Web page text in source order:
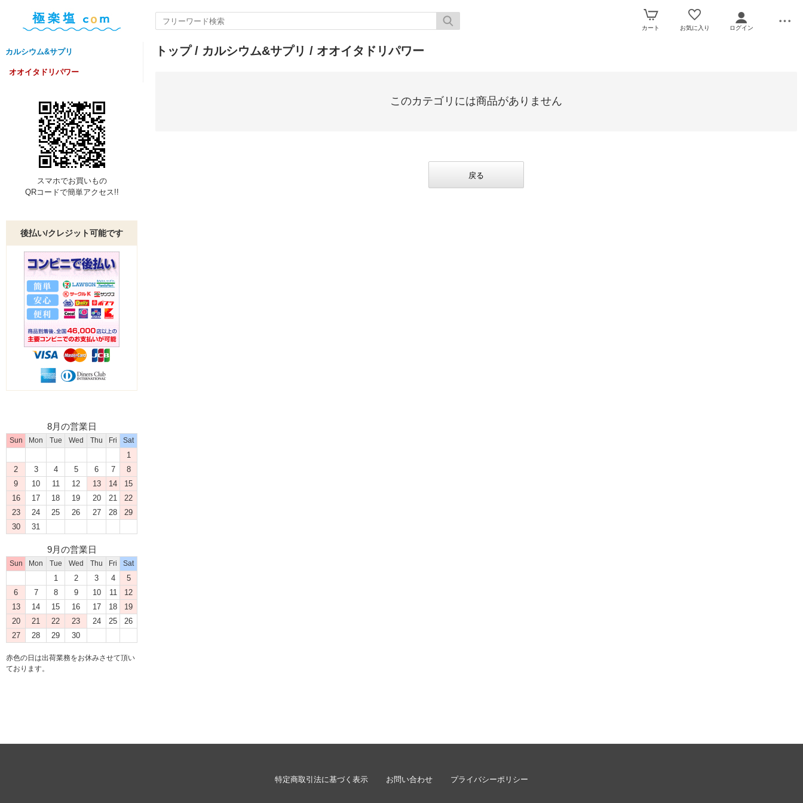
カート お気に入り ログイン
カルシウム&サプリ
オオイタドリパワー
スマホでお買いもの
QRコードで簡単アクセス!!
後払い/クレジット可能です
8月の営業日
Sun Mon Tue Wed Thu Fri Sat
1
2
3 4 5 6 7
8
9
10 11 12 13 14
15
16
17 18 19 20 21
22
23
24 25 26 27 28
29
30
31
9月の営業日
Sun Mon Tue Wed Thu Fri Sat
1 2 3 4
5
6
7 8 9 10 11
12
13
14 15 16 17 18
19
20
21 22 23 24 25
26
27
28 29 30
赤色の日は出荷業務をお休みさせて頂い
ております。
トップ/ カルシウム&サプリ / オオイタドリパワー
このカテゴリには商品がありません
戻る
特定商取引法に基づく表示 お問い合わせ プライバシーポリシー